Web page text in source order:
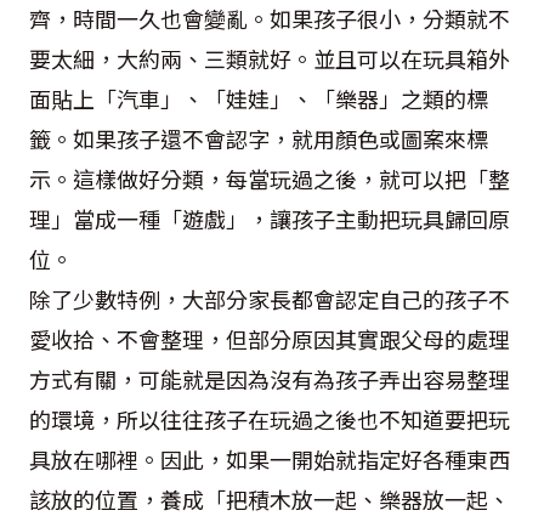
齊，時間一久也會變亂。如果孩子很小，分類就不
要太細，大約兩、三類就好。並且可以在玩具箱外
面貼上「汽車」、「娃娃」、「樂器」之類的標
籤。如果孩子還不會認字，就用顏色或圖案來標
示。這樣做好分類，每當玩過之後，就可以把「整
理」當成一種「遊戲」，讓孩子主動把玩具歸回原
位。
除了少數特例，大部分家長都會認定自己的孩子不
愛收拾、不會整理，但部分原因其實跟父母的處理
方式有關，可能就是因為沒有為孩子弄出容易整理
的環境，所以往往孩子在玩過之後也不知道要把玩
具放在哪裡。因此，如果一開始就指定好各種東西
該放的位置，養成「把積木放一起、樂器放一起、